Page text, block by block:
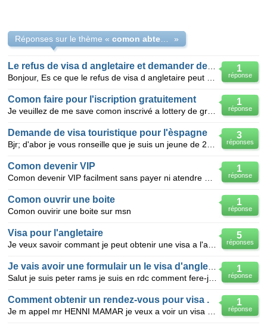
Réponses sur le thème « »
1
réponse
1
réponse
Comon faire pour l'iscription gratuitement
3
réponses
Demande de visa touristique pour l'èspagne
1
réponse
Comon devenir VIP
1
réponse
Comon ouvrir une boite
Comon ouvirir une boite sur msn
5
réponses
Visa pour l'angletaire
1
réponse
1
réponse
Comment obtenir un rendez-vous pour visa .